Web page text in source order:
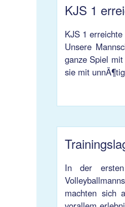
KJS 1
KJS 1
Unsere
ganze Spiel
sie mit
In der
machten sich